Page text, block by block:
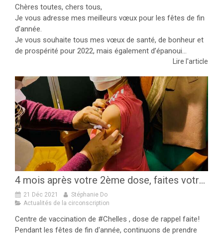
Chères toutes, chers tous,
Je vous adresse mes meilleurs vœux pour les fêtes de fin
d’année.
Je vous souhaite tous mes vœux de santé, de bonheur et
de prospérité pour 2022, mais également d’épanoui...
Lire l'article
4 mois après votre 2ème dose, faites votre 3ème !
21 Déc 2021
Stéphanie Do
Actualités de la circonscription
Centre de vaccination de #Chelles , dose de rappel faite!
Pendant les fêtes de fin d'année, continuons de prendre